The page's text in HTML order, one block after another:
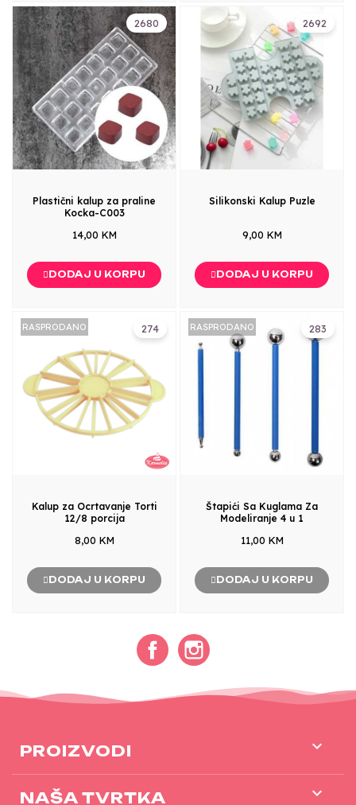
2680
Plastični kalup za praline
Kocka-C003
14,00 KM
DODAJ U KORPU
2692
Silikonski Kalup Puzle
9,00 KM
DODAJ U KORPU
274
RASPRODANO
Kalup za Ocrtavanje Torti
12/8 porcija
8,00 KM
DODAJ U KORPU
283
RASPRODANO
Štapići Sa Kuglama Za
Modeliranje 4 u 1
11,00 KM
DODAJ U KORPU
Facebook
PROIZVODI 
NAŠA TVRTKA 